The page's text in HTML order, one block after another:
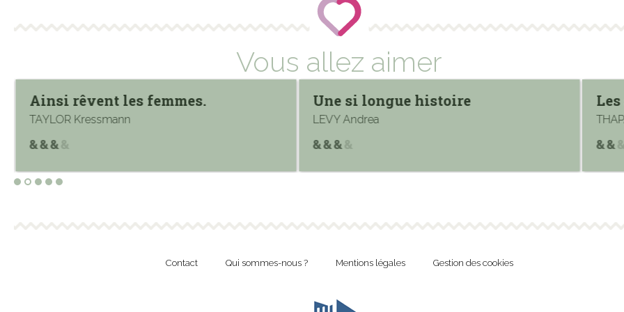
Vous allez aimer
Ainsi rêvent les femmes.
TAYLOR Kressmann
Une si longue histoire
LEVY Andrea
Les
Contact Qui sommes-nous ? Mentions légales Gestion des cookies